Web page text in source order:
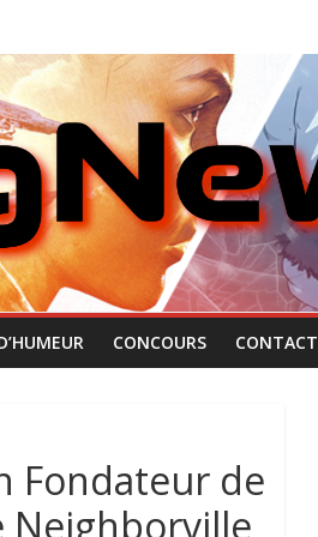
CONCOURS CONTACT
Fondateur de
Neighborville